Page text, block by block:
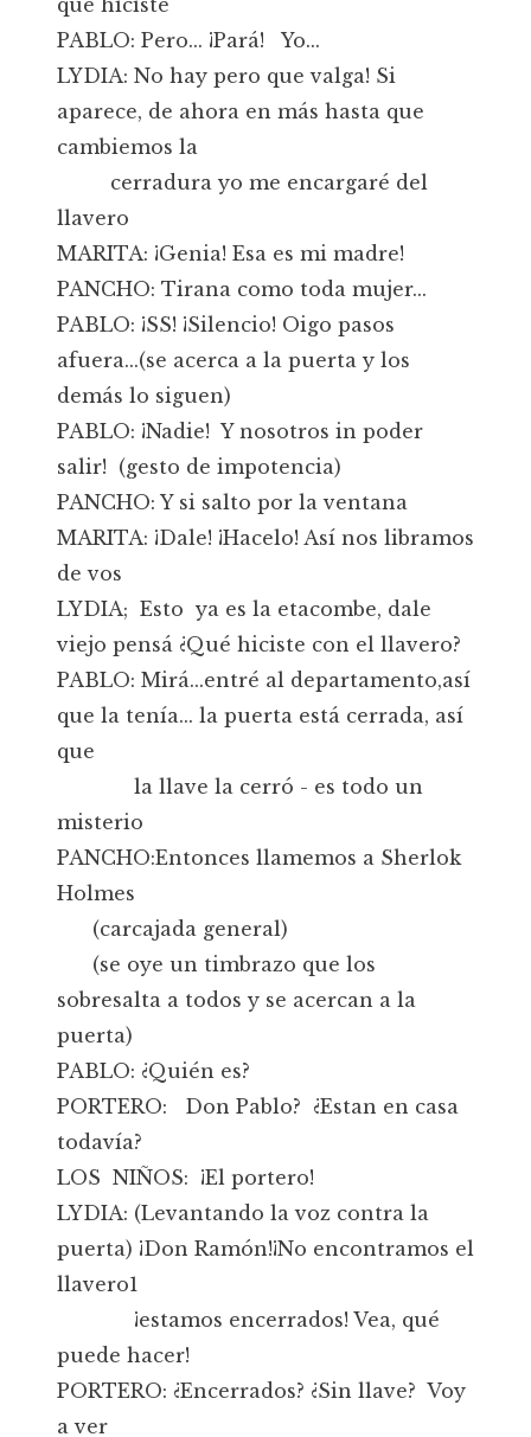
que hiciste
PABLO: Pero... ¡Pará! Yo...
LYDIA: No hay pero que valga! Si
aparece, de ahora en más hasta que
cambiemos la
cerradura yo me encargaré del
llavero
MARITA: ¡Genia! Esa es mi madre!
PANCHO: Tirana como toda mujer...
PABLO: ¡SS! ¡Silencio! Oigo pasos
afuera...(se acerca a la puerta y los
demás lo siguen)
PABLO: ¡Nadie! Y nosotros in poder
salir! (gesto de impotencia)
PANCHO: Y si salto por la ventana
MARITA: ¡Dale! ¡Hacelo! Así nos libramos
de vos
LYDIA; Esto ya es la etacombe, dale
viejo pensá ¿Qué hiciste con el llavero?
PABLO: Mirá...entré al departamento,así
que la tenía... la puerta está cerrada, así
que
la llave la cerró - es todo un
misterio
PANCHO:Entonces llamemos a Sherlok
Holmes
(carcajada general)
(se oye un timbrazo que los
sobresalta a todos y se acercan a la
puerta)
PABLO: ¿Quién es?
PORTERO: Don Pablo? ¿Estan en casa
todavía?
LOS NIÑOS: ¡El portero!
LYDIA: (Levantando la voz contra la
puerta) ¡Don Ramón!¡No encontramos el
llavero1
¡estamos encerrados! Vea, qué
puede hacer!
PORTERO: ¿Encerrados? ¿Sin llave? Voy
a ver